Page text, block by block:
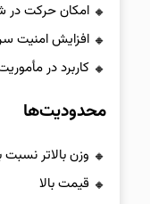
امکان حرکت در
افزایش امنیت
کاربرد در
محدودیت‌ها
وزن بالاتر
قیمت بالا